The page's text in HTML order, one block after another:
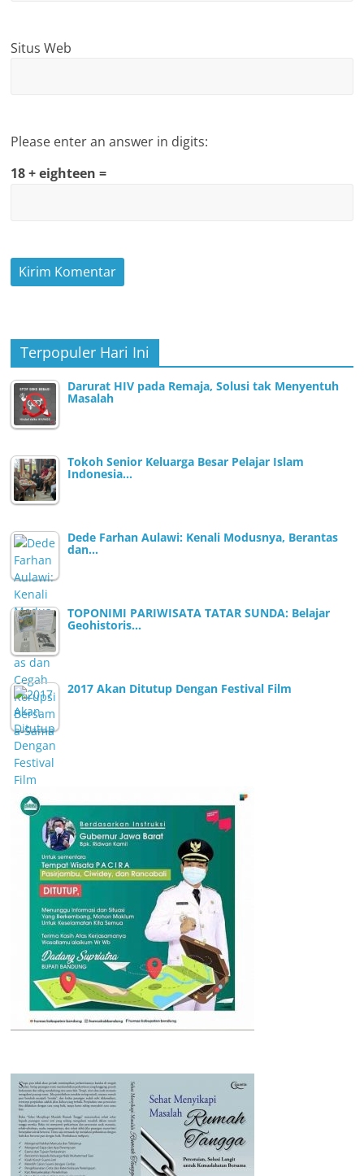
Situs Web
Please enter an answer in digits:
18 + eighteen =
Terpopuler Hari Ini
Darurat HIV pada Remaja, Solusi tak Menyentuh
Masalah
Tokoh Senior Keluarga Besar Pelajar Islam
Indonesia…
Dede Farhan Aulawi: Kenali Modusnya, Berantas
dan…
TOPONIMI PARIWISATA TATAR SUNDA: Belajar
Geohistoris…
2017 Akan Ditutup Dengan Festival Film